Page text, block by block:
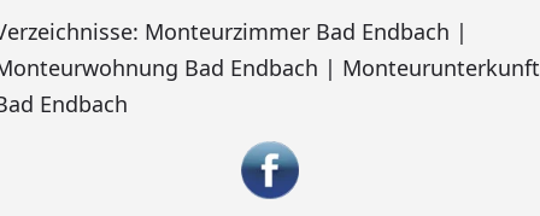
Monteurzimmer Bad Endbach |
Bad Endbach | Monteurunterkunft
Endbach